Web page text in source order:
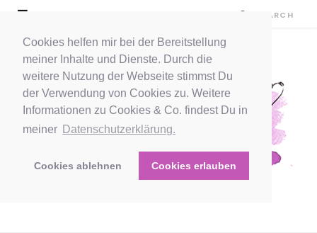
Cookies helfen mir bei der Bereitstellung
meiner Inhalte und Dienste. Durch die
weitere Nutzung der Webseite stimmst Du
der Verwendung von Cookies zu. Weitere
Informationen zu Cookies & Co. findest Du in
meiner Datenschutzerklärung.
Cookies ablehnen Cookies erlauben